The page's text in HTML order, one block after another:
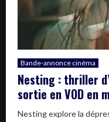
Bande-annonce cinéma
Nesting : thriller
sortie en VOD en
Nesting explore la